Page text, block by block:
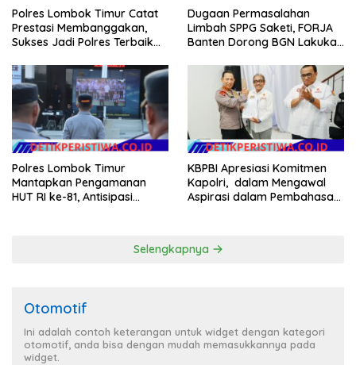
Polres Lombok Timur Catat
Prestasi Membanggakan,
Sukses Jadi Polres Terbaik
NTB
Dugaan Permasalahan
Limbah SPPG Saketi, FORJA
Banten Dorong BGN Lakukan
Polres Lombok Timur
Mantapkan Pengamanan
HUT RI ke-81, Antisipasi
KBPBI Apresiasi Komitmen
Kapolri, dalam Mengawal
Aspirasi dalam Pembahasan
Selengkapnya
Otomotif
Ini adalah contoh keterangan untuk widget dengan kategori
otomotif, anda bisa dengan mudah memasukkannya pada
widget.